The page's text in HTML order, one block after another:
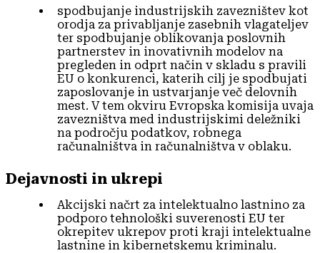
spodbujanje industrijskih zavezništev kot
orodja za privabljanje zasebnih vlagateljev
ter spodbujanje oblikovanja poslovnih
partnerstev in inovativnih modelov na
pregleden in odprt način v skladu s pravili
EU o konkurenci, katerih cilj je spodbujati
zaposlovanje in ustvarjanje več delovnih
mest. V tem okviru Evropska komisija uvaja
zavezništva med industrijskimi deležniki
na področju podatkov, robnega
računalništva in računalništva v oblaku.
Dejavnosti in ukrepi
Akcijski načrt za intelektualno lastnino za
podporo tehnološki suverenosti EU ter
okrepitev ukrepov proti kraji intelektualne
lastnine in kibernetskemu kriminalu.